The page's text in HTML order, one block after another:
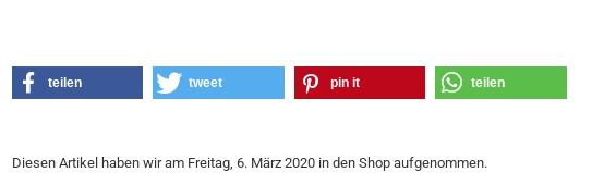
teilen tweet pin it teilen
Diesen Artikel haben wir am Freitag, 6. März 2020 in den Shop aufgenommen.